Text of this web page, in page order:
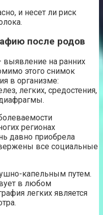
и несет ли риск
после родов
выявление на ранних
этого снимок
в организме:
легких, средостения,
регионах
давно приобрела
все социальные
капельным путем.
в любом
легких является